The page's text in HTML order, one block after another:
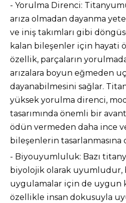
- Yorulma Direnci:
arıza olmadan dayanma
ve iniş takımları gibi
kalan bileşenler için hayati
özellik, parçaların
arızalara boyun eğmeden
dayanabilmesini sağlar.
yüksek yorulma direnci,
tasarımında önemli bir
ödün vermeden daha ince
bileşenlerin tasarlanmasına
- Biyouyumluluk: Bazı
biyolojik olarak uyumludur,
uygulamalar için de uygun
özellikle insan dokusuyla